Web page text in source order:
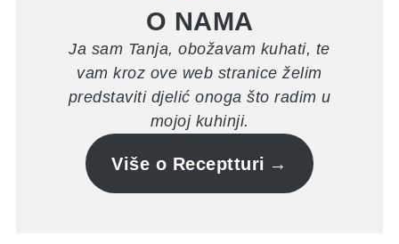
O NAMA
Ja sam Tanja, obožavam kuhati, te
vam kroz ove web stranice želim
predstaviti djelić onoga što radim u
mojoj kuhinji.
Više o Receptturi